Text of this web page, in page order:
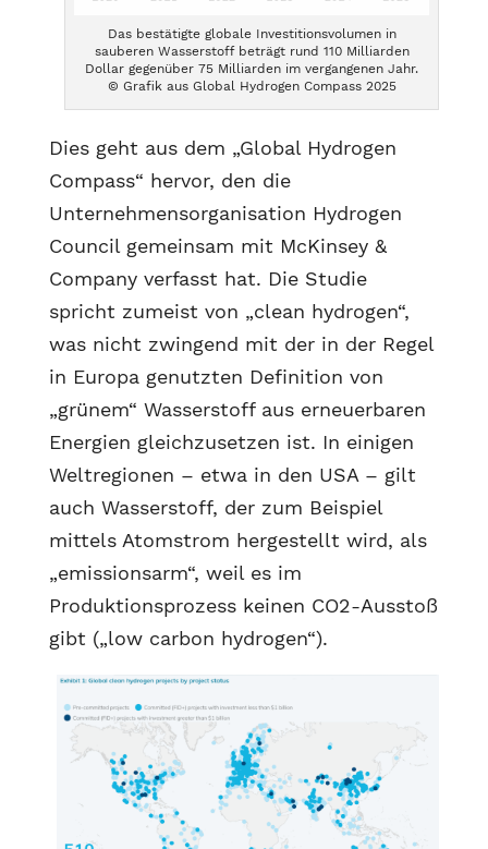
Das bestätigte globale Investitionsvolumen in
sauberen Wasserstoff beträgt rund 110 Milliarden
Dollar gegenüber 75 Milliarden im vergangenen Jahr.
© Grafik aus Global Hydrogen Compass 2025
Dies geht aus dem „Global Hydrogen
Compass“ hervor, den die
Unternehmensorganisation Hydrogen
Council gemeinsam mit McKinsey &
Company verfasst hat. Die Studie
spricht zumeist von „clean hydrogen“,
was nicht zwingend mit der in der Regel
in Europa genutzten Definition von
„grünem“ Wasserstoff aus erneuerbaren
Energien gleichzusetzen ist. In einigen
Weltregionen – etwa in den USA – gilt
auch Wasserstoff, der zum Beispiel
mittels Atomstrom hergestellt wird, als
„emissionsarm“, weil es im
Produktionsprozess keinen CO2-Ausstoß
gibt („low carbon hydrogen“).